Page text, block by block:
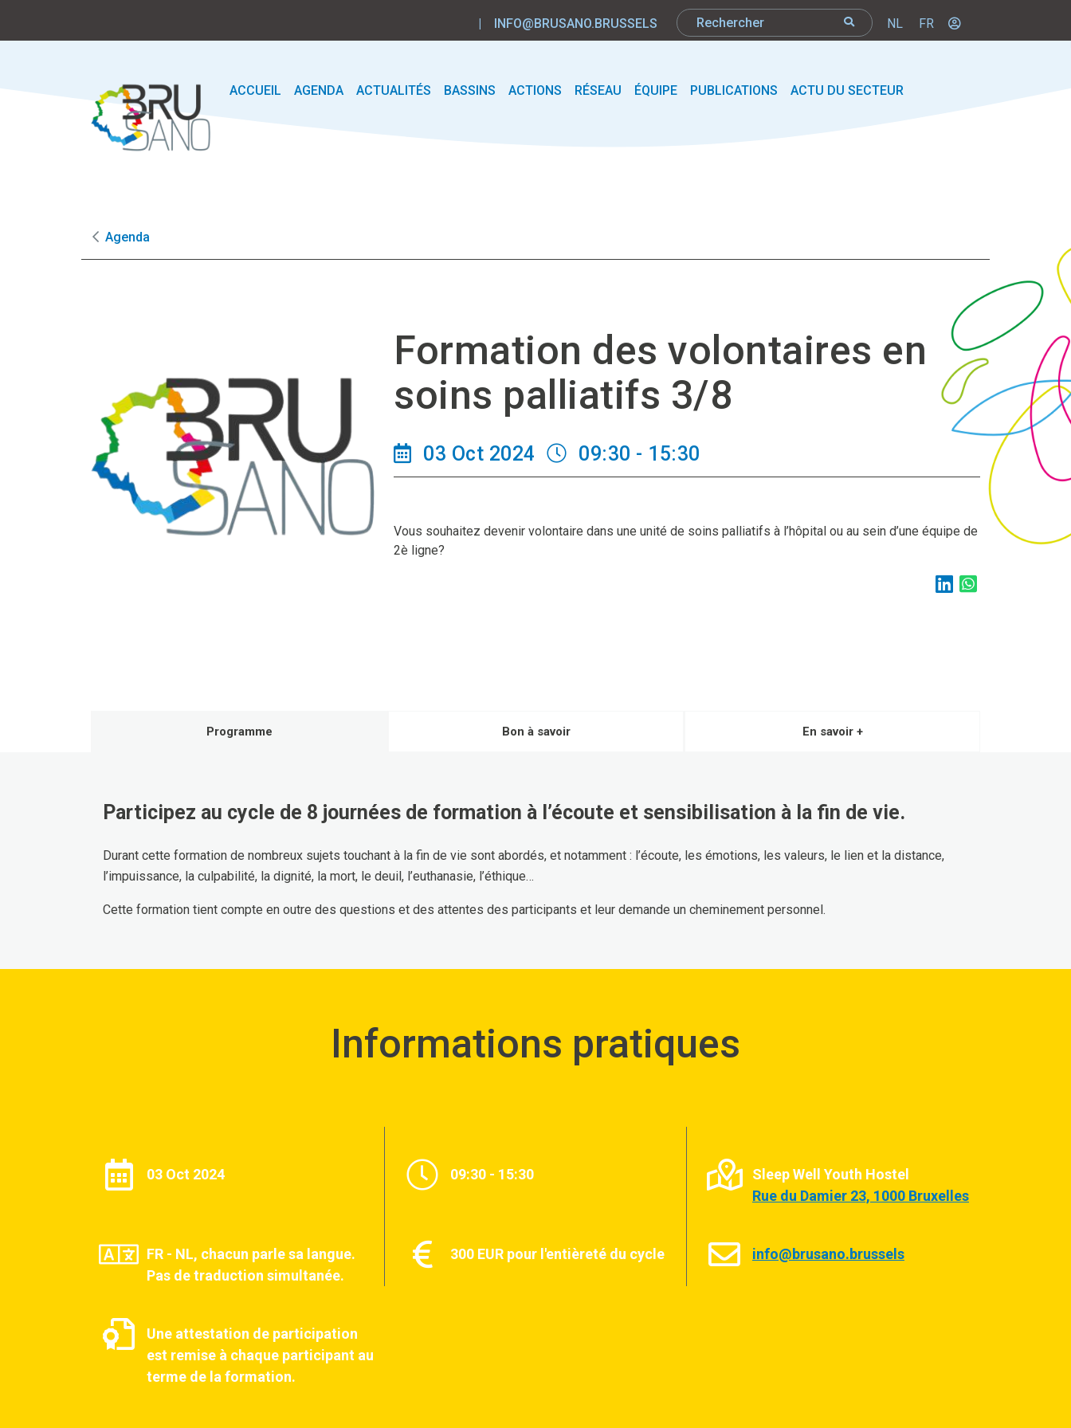
| INFO@BRUSANO.BRUSSELS NL FR
ACCUEIL AGENDA ACTUALITÉS BASSINS ACTIONS RÉSEAU ÉQUIPE PUBLICATIONS ACTU DU SECTEUR
Agenda
Formation des volontaires en
soins palliatifs 3/8
03 Oct 2024 09:30 - 15:30
Vous souhaitez devenir volontaire dans une unité de soins palliatifs à l’hôpital ou au sein d’une équipe de
2è ligne?
Programme Bon à savoir En savoir +
Participez au cycle de 8 journées de formation à l’écoute et sensibilisation à la fin de vie.
Durant cette formation de nombreux sujets touchant à la fin de vie sont abordés, et notamment : l’écoute, les émotions, les valeurs, le lien et la distance,
l’impuissance, la culpabilité, la dignité, la mort, le deuil, l’euthanasie, l’éthique…
Cette formation tient compte en outre des questions et des attentes des participants et leur demande un cheminement personnel.
Informations pratiques
03 Oct 2024 09:30 - 15:30
Sleep Well Youth Hostel
Rue du Damier 23, 1000 Bruxelles
FR - NL, chacun parle sa langue.
Pas de traduction simultanée.
300 EUR pour l'entièreté du cycle info@brusano.brussels
Une attestation de participation
est remise à chaque participant au
terme de la formation.